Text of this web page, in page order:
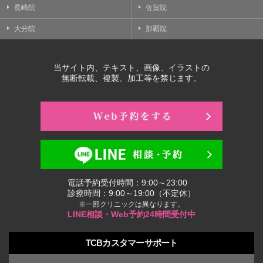
長崎院 佐賀院
大分院 那覇院
当サイト内、テキスト、画像、イラストの
無断転載、複製、加工等を禁じます。
電話予約受付時間：9:00～23:00
診療時間：9:00～19:00（不定休）
※一部クリニックは異なります。
LINE相談・Web予約24時間受付中
TCBカスタマーサポート